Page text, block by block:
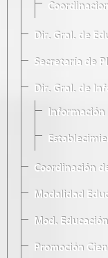
Dir. Gral. de
Secretaría de
Dir. Gral. de
Información
Coordinación
Modalidad
Mod.
Promoción